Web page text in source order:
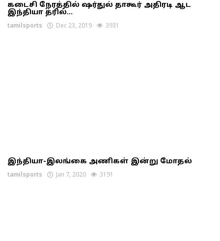
கடைசி நேரத்தில் ஷர்துல் தாகூர் அதிரடி ஆட
இந்தியா த்ரில்...
tamilsports Dec 23, 2019 3931
இந்தியா-இலங்கை அணிகள் இன்று மோதல்
tamilsports Jan 7, 2020 3191